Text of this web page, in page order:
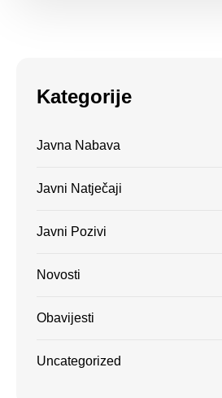
Kategorije
Javna Nabava
Javni Natječaji
Javni Pozivi
Novosti
Obavijesti
Uncategorized